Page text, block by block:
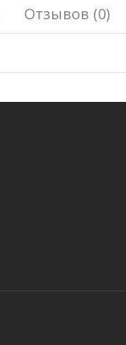
Отзывов (0)